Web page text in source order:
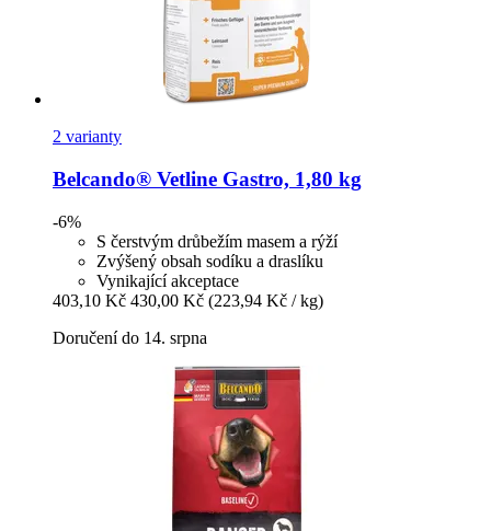
2 varianty
Belcando® Vetline Gastro, 1,80 kg
-6%
S čerstvým drůbežím masem a rýží
Zvýšený obsah sodíku a draslíku
Vynikající akceptace
403,10 Kč 430,00 Kč (223,94 Kč / kg)
Doručení do 14. srpna